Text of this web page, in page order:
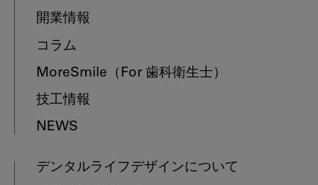
開業情報
コラム
MoreSmile （For 歯科衛生士）
技工情報
NEWS
デンタルライフデザインについて